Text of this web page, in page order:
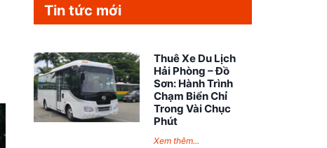
Tin tức mới
Thuê Xe Du Lịch
Hải Phòng – Đồ
Sơn: Hành Trình
Chạm Biển Chỉ
Trong Vài Chục
Phút
Xem thêm...